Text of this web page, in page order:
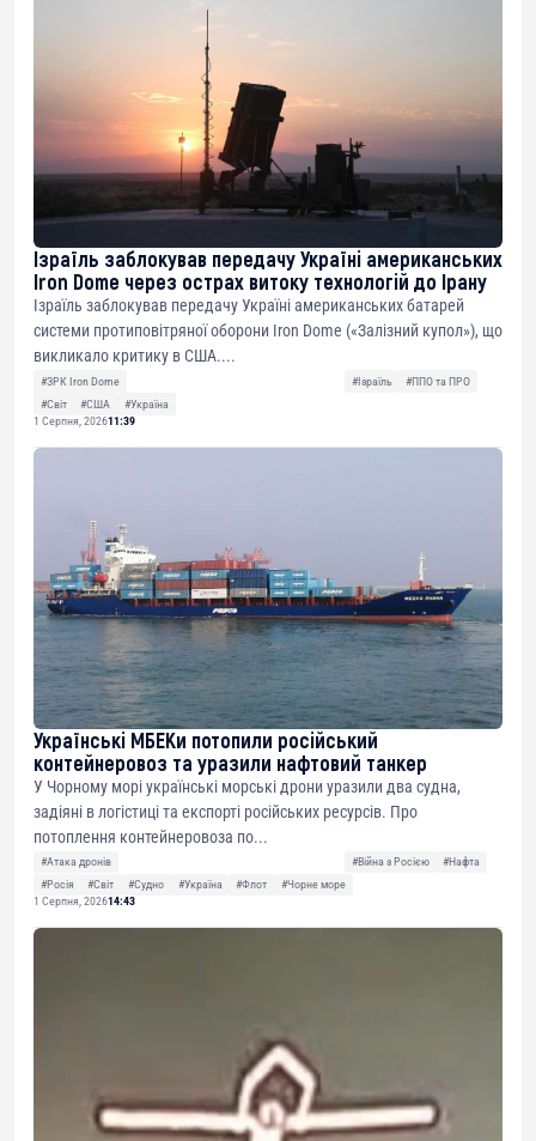
Ізраїль заблокував передачу Україні американських
Iron Dome через острах витоку технологій до Ірану
Ізраїль заблокував передачу Україні американських батарей
системи протиповітряної оборони Iron Dome («Залізний купол»), що
викликало критику в США....
#ЗРК Iron Dome #Ізраїль
#ППО та ПРО
#Світ
#США
#Україна
1 Серпня, 202611:39
Українські МБЕКи потопили російський
контейнеровоз та уразили нафтовий танкер
У Чорному морі українські морські дрони уразили два судна,
задіяні в логістиці та експорті російських ресурсів. Про
потоплення контейнеровоза по...
#Атака дронів #Війна з Росією
#Нафта
#Росія
#Світ #Судно #Україна #Флот
#Чорне море
1 Серпня, 202614:43